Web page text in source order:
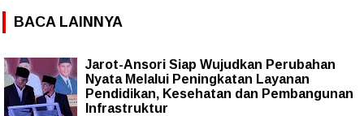
BACA LAINNYA
Jarot-Ansori Siap Wujudkan Perubahan
Nyata Melalui Peningkatan Layanan
Pendidikan, Kesehatan dan Pembangunan
Infrastruktur